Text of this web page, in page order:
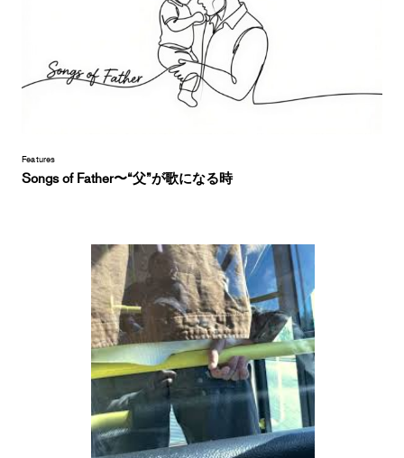
Features
Songs of Father〜“父”が歌になる時